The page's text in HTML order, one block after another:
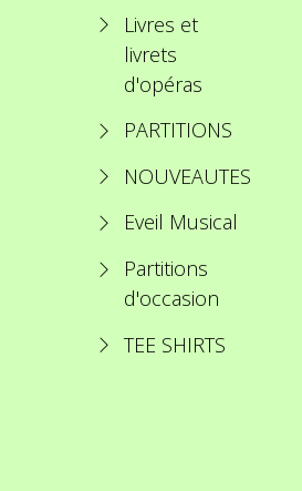
Livres et
livrets
d'opéras
PARTITIONS
NOUVEAUTES
Eveil Musical
Partitions
d'occasion
TEE SHIRTS